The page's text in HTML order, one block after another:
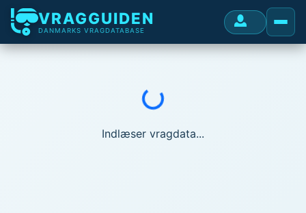
VRAGGUIDEN
DANMARKS VRAGDATABASE
Indlæser...
Indlæser vragdata...